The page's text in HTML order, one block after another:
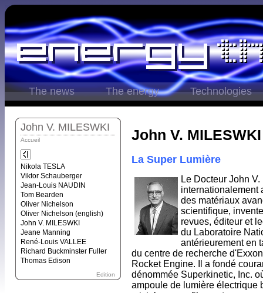
The news The energy Technologies
John V. MILESWKI
Accueil
Nikola TESLA
Viktor Schauberger
Jean-Louis NAUDIN
Tom Bearden
Oliver Nichelson
Oliver Nichelson (english)
John V. MILESWKI
Jeane Manning
René-Louis VALLEE
Richard Buckminster Fuller
Thomas Edison
Edition
John V. MILESWKI
La Super Lumière
Le Docteur John
internationalement
des matériaux
scientifique,
revues, éditeur et
du Laboratoire
antérieurement en
du centre de recherche
Rocket Engine. Il a fondé
dénommée Superkinetic, Inc.
ampoule de lumière électrique